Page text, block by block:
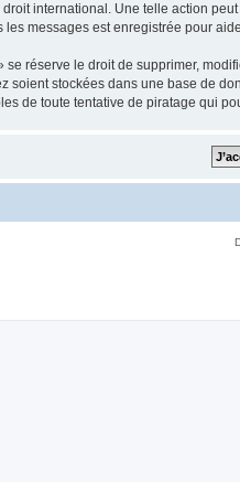
international. Une telle action
les messages est enregistrée pour
réserve le droit de supprimer,
soient stockées dans une base de
de toute tentative de piratage qui